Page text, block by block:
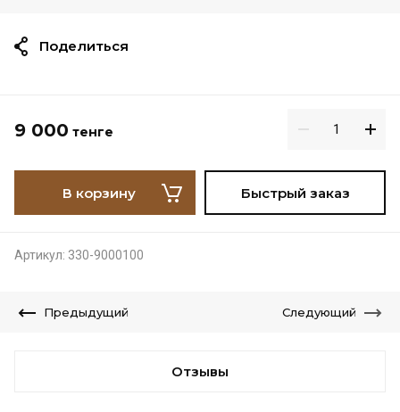
9 000 тенге
В корзину Быстрый заказ
Артикул: 330-9000100
Поделиться
Предыдущий Следующий
Отзывы